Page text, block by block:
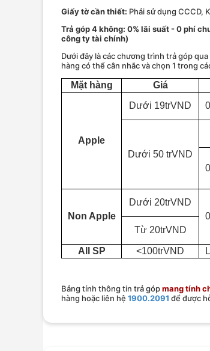
Giấy tờ cần thiết: Phải sử dụng CCCD,
Trả góp 4 không: 0% lãi suất - 0 phí
công ty tài chính)
Dưới đây là các chương trình trả góp
hàng có thể cân nhắc và chọn 1 trong
Mặt hàng Giá
Apple
Dưới 19trVND
Dưới 50 trVND
Non Apple
Dưới 20trVND
Từ 20trVND
All SP
<100trVND
Bảng tính thông tin trả gópmang tính
hàng hoặc liên hệ 1900.2091 để được